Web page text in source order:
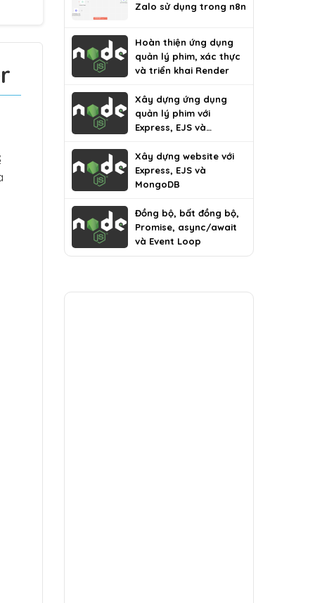
Zalo sử dụng trong n8n
Hoàn thiện ứng dụng
quản lý phim, xác thực
và triển khai Render
Xây dựng ứng dụng
quản lý phim với
Express, EJS và
Xây dựng website với
Express, EJS và
MongoDB
Đồng bộ, bất đồng bộ,
Promise, async/await
và Event Loop